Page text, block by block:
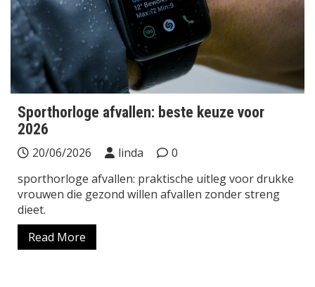
Sporthorloge afvallen: beste keuze voor
2026
20/06/2026 linda
0
sporthorloge afvallen: praktische uitleg voor drukke
vrouwen die gezond willen afvallen zonder streng
dieet.
Read More